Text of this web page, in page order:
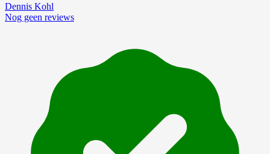
Dennis Kohl
Nog geen reviews